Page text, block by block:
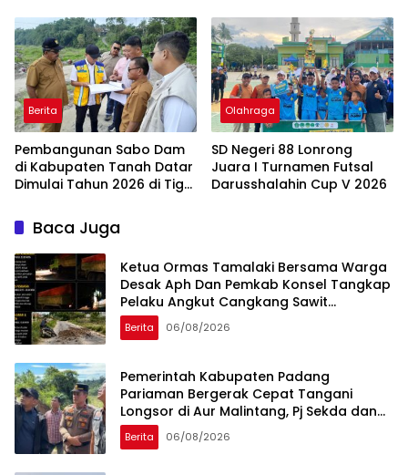
Bank Jambi
Berita
Pembangunan Sabo Dam
di Kabupaten Tanah Datar
Dimulai Tahun 2026 di Tiga
Olahraga
SD Negeri 88 Lonrong
Juara I Turnamen Futsal
Darusshalahin Cup V 2026
Baca Juga
Ketua Ormas Tamalaki Bersama Warga
Desak Aph Dan Pemkab Konsel Tangkap
Pelaku Angkut Cangkang Sawit
Overload, Truk PT KAP Melintas Jalan
Umum
Berita 06/08/2026
Pemerintah Kabupaten Padang
Pariaman Bergerak Cepat Tangani
Longsor di Aur Malintang, Pj Sekda dan
Anggota DPR RI Sepakati Pembukaan
Trase Jalan Baru
Berita 06/08/2026